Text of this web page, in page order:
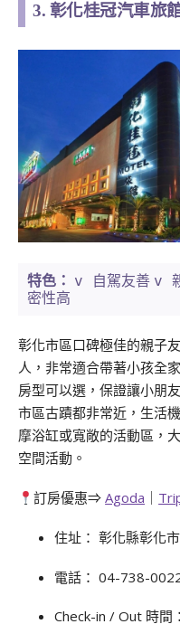
3. 彰化桂冠汽車旅
特色： v 自駕友善 v
密性高
彰化市區口碑極佳的親子
人，非常適合帶著小孩全
房型可以選，保證讓小朋
市區古蹟都非常近，生活
摩浴缸或寬敞的活動區，
空間活動。
訂房優惠⇒Agoda
住址： 彰化縣彰化
電話： 04-738-
Check-in / Out 時間